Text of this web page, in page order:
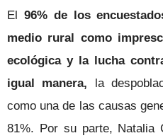
El
96% de los
medio rural como
ecológica y la lucha
igual manera,
la
como una de las causas
81%. Por su parte, Natalia